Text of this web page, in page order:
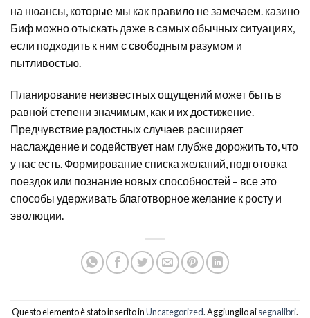
на нюансы, которые мы как правило не замечаем. казино
Биф можно отыскать даже в самых обычных ситуациях,
если подходить к ним с свободным разумом и
пытливостью.
Планирование неизвестных ощущений может быть в
равной степени значимым, как и их достижение.
Предчувствие радостных случаев расширяет
наслаждение и содействует нам глубже дорожить то, что
у нас есть. Формирование списка желаний, подготовка
поездок или познание новых способностей – все это
способы удерживать благотворное желание к росту и
эволюции.
Questo elemento è stato inserito inUncategorized. Aggiungilo aisegnalibri.